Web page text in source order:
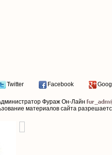
Twitter Facebook
Фураж Он-Лайн
материалов сайта